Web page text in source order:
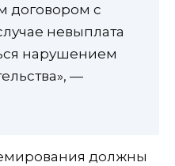
договором с
невыплата
нарушением
—
должны